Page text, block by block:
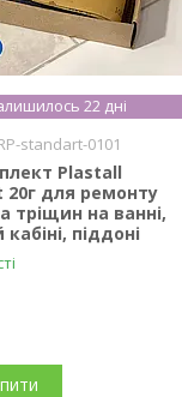
22 дні
standart-0101
Plastall
20г для ремонту
тріщин на ванні,
піддоні